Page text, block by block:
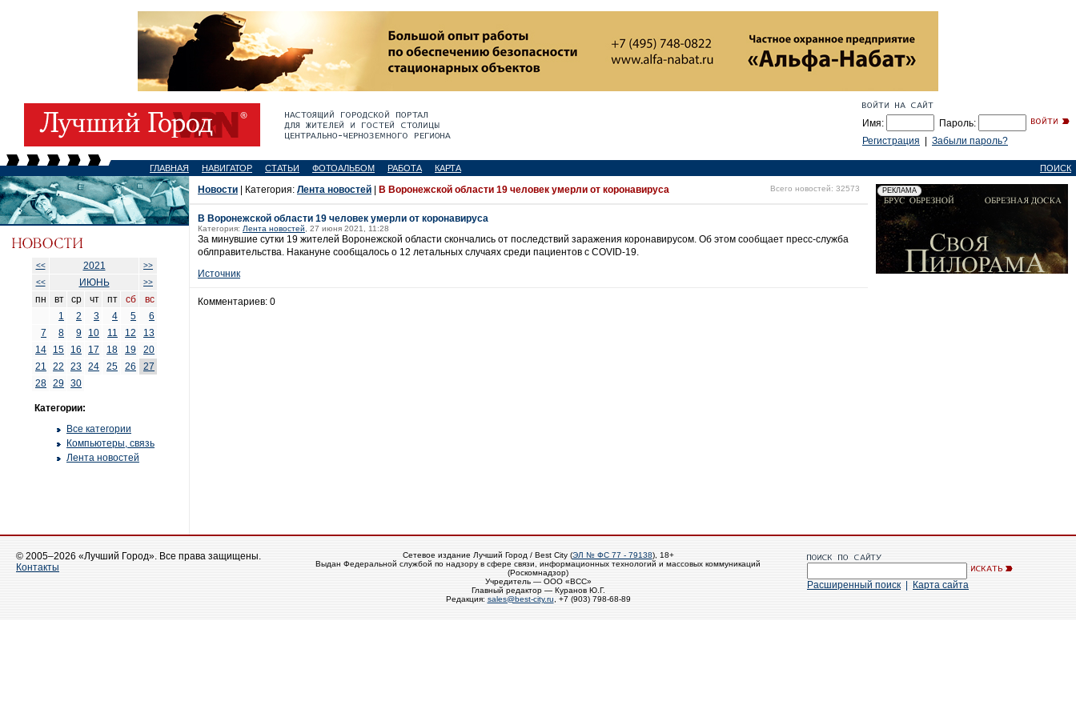
Имя:
Пароль:
Регистрация
Забыли пароль?
ГЛАВНАЯ НАВИГАТОР СТАТЬИ ФОТОАЛЬБОМ РАБОТА КАРТА ПОИСК
<< 2021
>>
<<
ИЮНЬ >>
пн вт ср чт пт сб
вс
1
2 3 4 5
6
7
8 9 10 11 12
13
14
15 16 17 18 19
20
21
22 23 24 25 26
27
28 29 30
Категории:
Все категории
Компьютеры, связь
Лента новостей
Новости | Категория: Лента новостей В Воронежской области 19 человек умерли от коронавируса Всего новостей: 32573
В Воронежской области 19 человек умерли от коронавируса
Категория: Лента новостей , 27 июня 2021, 11:28
За минувшие сутки 19 жителей Воронежской области скончались от последствий заражения коронавирусом. Об этом сообщает пресс-служба
облправительства. Накануне сообщалось о 12 летальных случаях среди пациентов с COVID-19.
Источник
Комментариев: 0
© 2005–2026 «Лучший Город». Все права защищены.
Контакты
Сетевое издание Лучший Город / Best City (ЭЛ № ФС 77 - 79138), 18+
Выдан Федеральной службой по надзору в сфере связи, информационных технологий и массовых коммуникаций
(Роскомнадзор)
Учредитель — ООО «ВСС»
Главный редактор — Куранов Ю.Г.
Редакция: sales@best-city.ru , +7 (903) 798-68-89
Расширенный поиск Карта сайта